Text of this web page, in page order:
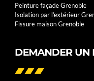
Peinture façade Grenoble
Isolation par l’extérieur
Fissure maison Grenoble
DEMANDER UN